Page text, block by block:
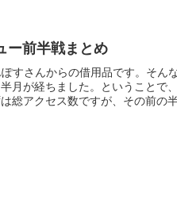
ー前半戦まとめ
ぽすさんからの借用品です。そん
月が経ちました。ということで
総アクセス数ですが、その前の